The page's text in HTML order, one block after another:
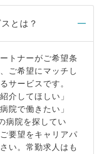
とは？
トナーがご希望条
ご希望にマッチし
サービスです。
介してほしい」
院で働きたい」
病院を探してい
要望をキャリアパ
い。常勤求人はも